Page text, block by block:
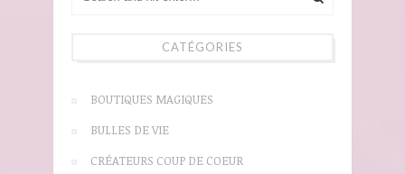
CATÉGORIES
BOUTIQUES MAGIQUES
BULLES DE VIE
CRÉATEURS COUP DE COEUR